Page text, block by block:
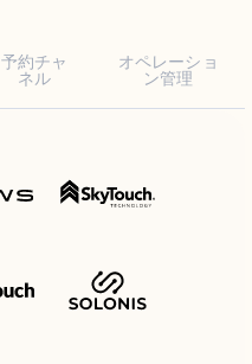
予約チャ
ネル
オペレーショ
ン管理